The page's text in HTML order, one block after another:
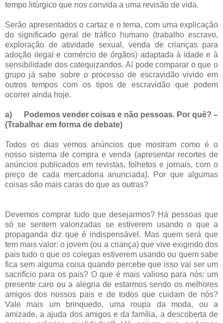
tempo litúrgico que nos convida a uma revisão de vida.
Serão apresentados o cartaz e o tema, com uma explicação
do significado geral de tráfico humano (trabalho escravo,
exploração de atividade sexual, venda de crianças para
adoção ilegal e comércio de órgãos) adaptada à idade e à
sensibilidade dos catequizandos. Aí pode comparar o que o
grupo já sabe sobre o processo de escravidão vivido em
outros tempos com os tipos de escravidão que podem
ocorrer ainda hoje.
a)
Podemos vender coisas e não pessoas. Por quê? –
(Trabalhar em forma de debate)
Todos os dias vemos anúncios que mostram como é o
nosso sistema de compra e venda (apresentar recortes de
anúncios publicados em revistas, folhetos e jornais, com o
preço de cada mercadoria anunciada). Por que algumas
coisas são mais caras do que as outras?
Devemos comprar tudo que desejarmos? Há pessoas que
só se sentem valorizadas se estiverem usando o que a
propaganda diz que é indispensável. Mas quem será que
tem mais valor: o jovem (ou a criança) que vive exigindo dos
pais tudo o que os colegas estiverem usando ou quem sabe
fica sem alguma coisa quando percebe que isso vai ser um
sacrifício para os pais? O que é mais valioso para nós: um
presente caro ou a alegria de estarmos sendo os melhores
amigos dos nossos pais e de todos que cuidam de nós?
Vale mais um brinquedo, uma roupa da moda, ou a
amizade, a ajuda dos amigos e da família, a descoberta de